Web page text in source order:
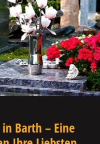
Barth – Eine